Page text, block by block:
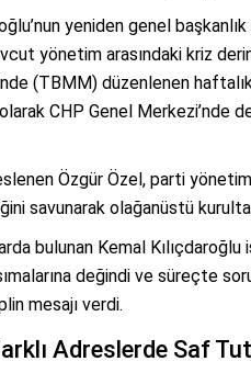
yeniden genel
yönetim arasındaki kriz
(TBMM) düzenlenen
CHP Genel
Özgür Özel, parti
savunarak olağanüstü
bulunan Kemal
değindi ve süreçte
mesajı verdi.
Adreslerde Saf